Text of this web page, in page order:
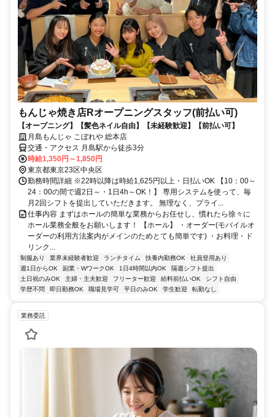
もんじゃ焼き店Rオープニングスタッフ(前払い可)
【オープニング】【髪色ネイル自由】【未経験歓迎】【前払い可】
月島もんじゃ こぼれや 総本店
交通・アクセス 月島駅から徒歩3分
時給1,350円～1,850円
東京都東京23区中央区
勤務時間詳細 ※22時以降は時給1,625円以上・日払いOK 【10：00～
24：00の間で週2日～・1日4h～OK！】 専用システムを使って、毎
月2回シフトを提出していただきます。 無理なく、プライ...
仕事内容 まずはホールの簡単な業務からお任せし、慣れたら徐々に
ホール業務全般をお願いします！ 【ホール】 ・オーダー(モバイルオ
ーダーの利用方法案内がメインのためとても簡単です) ・お料理・ド
リンク...
制服あり 業界未経験者歓迎 ランチタイム 扶養内勤務OK
社員登用あり
週1日からOK
副業・WワークOK 1日4時間以内OK
隔週シフト提出
土日祝のみOK
主婦・主夫歓迎 フリーター歓迎 給料前払いOK
シフト自由
学歴不問
即日勤務OK 職場見学可 平日のみOK 学生歓迎 転勤なし
業務委託